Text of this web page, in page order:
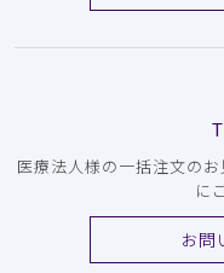
医療法人様の一括注文の
に
お問